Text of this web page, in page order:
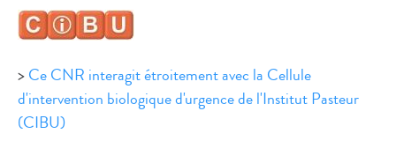
>Ce CNR interagit étroitement avec la Cellule
d'intervention biologique d'urgence de l'Institut Pasteur
(CIBU)